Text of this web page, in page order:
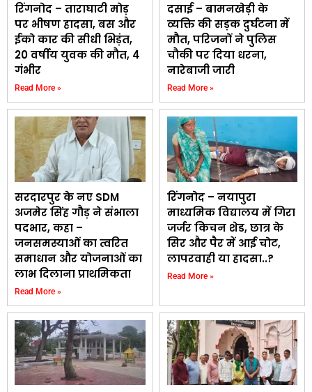
रिंगनोद – ताराघाटी मोड़
पर भीषण हादसा, बस और
ईको कार की सीधी भिड़ंत,
20 वर्षीय युवक की मौत, 4
गंभीर
Read More »
दसाई – बामनखेड़ी के
व्यक्ति की सड़क दुर्घटना में
मौत, परिजनों ने पुलिस
चौकी पर दिया धरना,
नारेबाजी जारी
Read More »
सरदारपुर के नए SDM
अजमेर सिंह गौड़ ने संभाला
पदभार, कहा –
जनसमस्याओं का त्वरित
समाधान और योजनाओं का
लाभ दिलाना प्राथमिकता
Read More »
रिंगनोद – नयापुरा
माध्यमिक विद्यालय में गिरा
जर्जर किचन शेड, छात्र के
सिर और पैर में आई चोट,
लापरवाही या हादसा..?
Read More »